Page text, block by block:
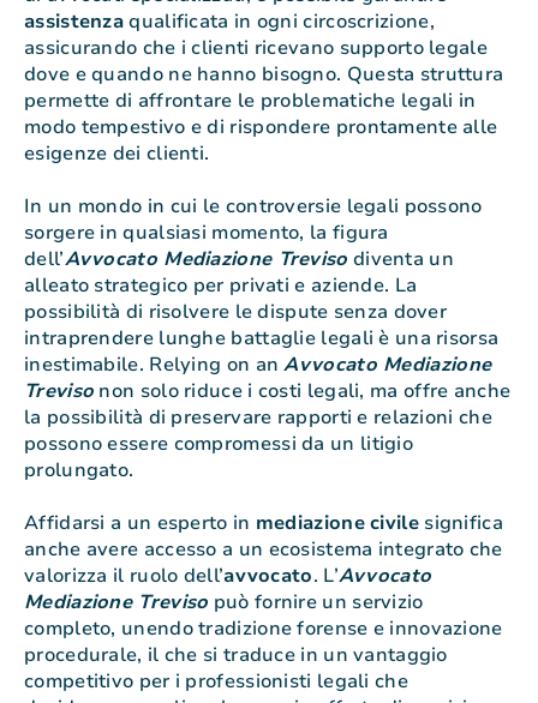
assistenzaqualificata in ogni circoscrizione,
assicurando che i clienti ricevano supporto legale
dove e quando ne hanno bisogno. Questa struttura
permette di affrontare le problematiche legali in
modo tempestivo e di rispondere prontamente alle
esigenze dei clienti.
In un mondo in cui le controversie legali possono
sorgere in qualsiasi momento, la figura
dell’Avvocato Mediazione Treviso diventa un
alleato strategico per privati e aziende. La
possibilità di risolvere le dispute senza dover
intraprendere lunghe battaglie legali è una risorsa
inestimabile. Relying on anAvvocato Mediazione
Treviso non solo riduce i costi legali, ma offre anche
la possibilità di preservare rapporti e relazioni che
possono essere compromessi da un litigio
prolungato.
Affidarsi a un esperto in mediazionecivilesignifica
anche avere accesso a un ecosistema integrato che
valorizza il ruolo dell’avvocato. L’Avvocato
Mediazione Treviso può fornire un servizio
completo, unendo tradizione forense e innovazione
procedurale, il che si traduce in un vantaggio
competitivo per i professionisti legali che